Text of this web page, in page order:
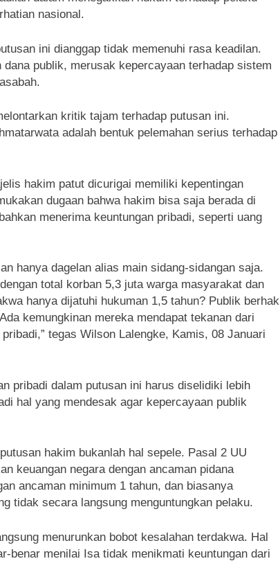
nasional.
ini dianggap tidak memenuhi rasa keadilan.
publik, merusak kepercayaan terhadap sistem
kritik tajam terhadap putusan ini.
adalah bentuk pelemahan serius terhadap
hakim patut dicurigai memiliki kepentingan
dugaan bahwa hakim bisa saja berada di
menerima keuntungan pribadi, seperti uang
hanya dagelan alias main sidang-sidangan saja.
total korban 5,3 juta warga masyarakat dan
hanya dijatuhi hukuman 1,5 tahun? Publik berhak
kemungkinan mereka mendapat tekanan dari
tegas Wilson Lalengke, Kamis, 08 Januari
pribadi dalam putusan ini harus diselidiki lebih
hal yang mendesak agar kepercayaan publik
hakim bukanlah hal sepele. Pasal 2 UU
keuangan negara dengan ancaman pidana
ancaman minimum 1 tahun, dan biasanya
tidak secara langsung menguntungkan pelaku.
menurunkan bobot kesalahan terdakwa. Hal
benar menilai Isa tidak menikmati keuntungan dari